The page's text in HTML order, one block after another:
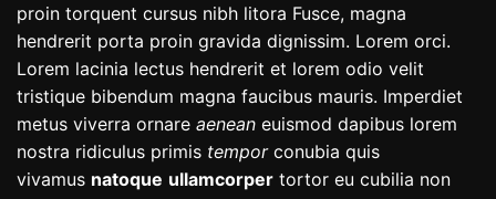
proin torquent cursus nibh litora Fusce, magna
hendrerit porta proin gravida dignissim. Lorem orci.
Lorem lacinia lectus hendrerit et lorem odio velit
tristique bibendum magna faucibus mauris. Imperdiet
metus viverra ornare aenean euismod dapibus lorem
nostra ridiculus primis temporconubia quis
vivamus natoque ullamcorper tortor eu cubilia non